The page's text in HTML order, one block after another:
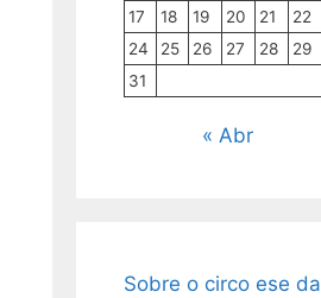
17
18 19 20 21 22
24
25 26 27 28 29
31
« Abr
Sobre o circo ese da